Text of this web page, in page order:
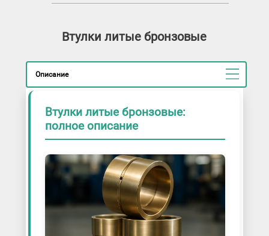
Втулки литые бронзовые
Описание
Втулки литые бронзовые:
полное описание